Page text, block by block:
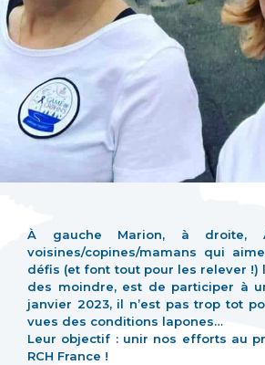
À gauche Marion, à droite,
voisines/copines/mamans qui
défis (et font tout pour les relever !)
des moindre, est de participer à
janvier 2023, il n’est pas trop tot
vues des conditions lapones…
Leur objectif : unir nos efforts au
RCH France !